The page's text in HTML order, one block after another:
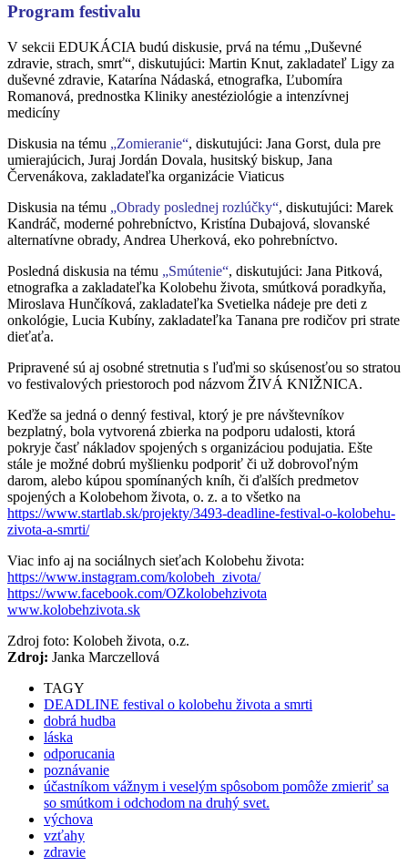
Program festivalu
V sekcii EDUKÁCIA budú diskusie, prvá na tému „Duševné
zdravie, strach, smrť“, diskutujúci: Martin Knut, zakladateľ Ligy za
duševné zdravie, Katarína Nádaská, etnografka, Ľubomíra
Romanová, prednostka Kliniky anestéziológie a intenzívnej
medicíny
Diskusia na tému „Zomieranie“, diskutujúci: Jana Gorst, dula pre
umierajúcich, Juraj Jordán Dovala, husitský biskup, Jana
Červenákova, zakladateľka organizácie Viaticus
Diskusia na tému „Obrady poslednej rozlúčky“, diskutujúci: Marek
Kandráč, moderné pohrebníctvo, Kristína Dubajová, slovanské
alternatívne obrady, Andrea Uherková, eko pohrebníctvo.
Posledná diskusia na tému „Smútenie“, diskutujúci: Jana Pitková,
etnografka a zakladateľka Kolobehu života, smútková poradkyňa,
Miroslava Hunčíková, zakladateľka Svetielka nádeje pre deti z
onkológie, Lucia Kubíny, zakladateľka Tanana pre rodičov pri strate
dieťaťa.
Pripravené sú aj osobné stretnutia s ľuďmi so skúsenosťou so stratou
vo festivalových priestoroch pod názvom ŽIVÁ KNIŽNICA.
Keďže sa jedná o denný festival, ktorý je pre návštevníkov
bezplatný, bola vytvorená zbierka na podporu udalosti, ktorá
pokryje časť nákladov spojených s organizáciou podujatia. Ešte
stále je možné dobrú myšlienku podporiť či už dobrovoľným
darom, alebo kúpou spomínaných kníh, či ďalších predmetov
spojených a Kolobehom života, o. z. a to všetko na
https://www.startlab.sk/projekty/3493-deadline-festival-o-kolobehu-
zivota-a-smrti/
Viac info aj na sociálnych sieťach Kolobehu života:
https://www.instagram.com/kolobeh_zivota/
https://www.facebook.com/OZkolobehzivota
www.kolobehzivota.sk
Zdroj foto: Kolobeh života, o.z.
Zdroj: Janka Marczellová
TAGY
DEADLINE festival o kolobehu života a smrti
dobrá hudba
láska
odporucania
poznávanie
účastníkom vážnym i veselým spôsobom pomôže zmieriť sa
so smútkom i odchodom na druhý svet.
výchova
vzťahy
zdravie